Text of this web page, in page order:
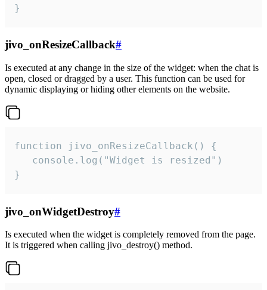
}
jivo_onResizeCallback#
Is executed at any change in the size of the widget: when the chat is
open, closed or dragged by a user. This function can be used for
dynamic displaying or hiding other elements on the website.
function jivo_onResizeCallback() {
   console.log("Widget is resized")
}
jivo_onWidgetDestroy#
Is executed when the widget is completely removed from the page.
It is triggered when calling jivo_destroy() method.